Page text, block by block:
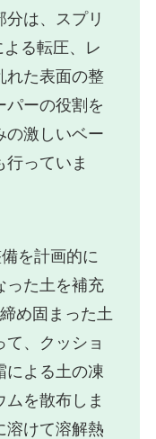
は、スプリ
る転圧、レ
れた表面の整
パーの役割を
の激しいベー
行っていま
を計画的に
った土を補充
め固まった土
、クッショ
による土の凍
ムを散布しま
溶けて溶解熱